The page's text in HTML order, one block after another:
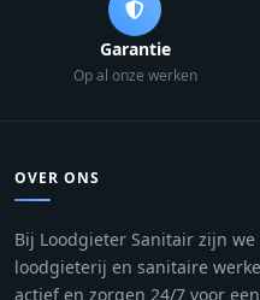
Garantie
Op al onze werken
OVER ONS
Bij Loodgieter Sanitair zijn
loodgieterij en sanitaire
actief en zorgen 24/7 voor